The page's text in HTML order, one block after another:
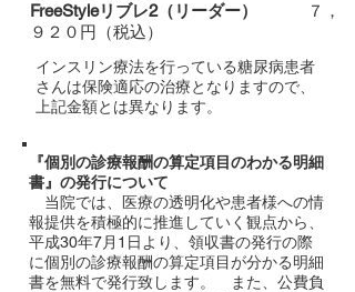
FreeStyleリブレ2（リーダー）
７，
９２０円（税込）
インスリン療法を行っている糖尿病患者
さんは保険適応の治療となりますので、
上記金額とは異なります。
『個別の診療報酬の算定項目のわかる明細
書』の発行について
当院では、医療の透明化や患者様への情
報提供を積極的に推進していく観点から、
平成30年7月1日より、領収書の発行の際
に個別の診療報酬の算定項目が分かる明細
書を無料で発行致します。 また、公費負